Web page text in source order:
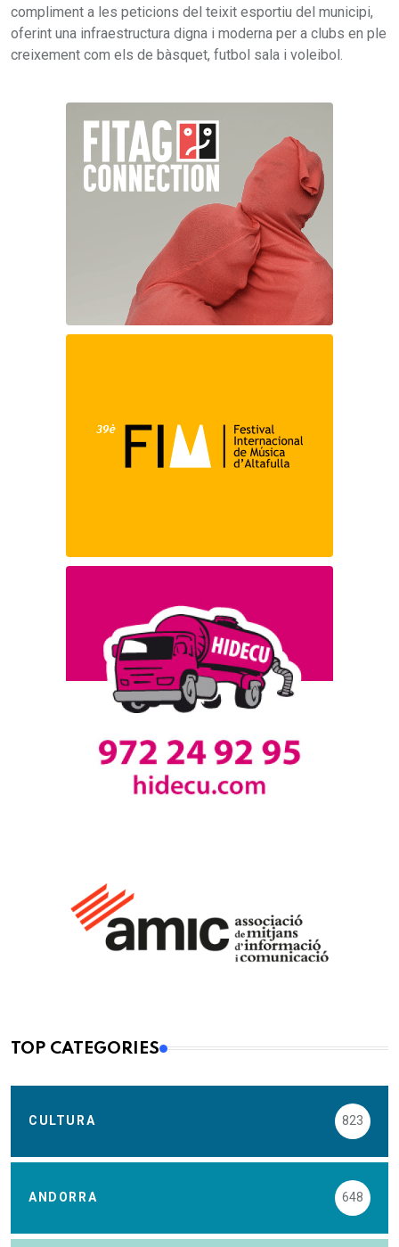
compliment a les peticions del teixit esportiu del municipi,
oferint una infraestructura digna i moderna per a clubs en ple
creixement com els de bàsquet, futbol sala i voleibol.
TOP CATEGORIES
CULTURA 823
ANDORRA 648